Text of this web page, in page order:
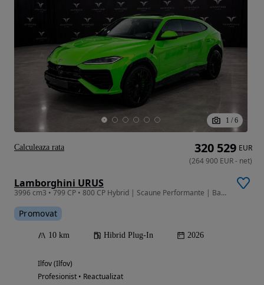
1 / 6
Lamborghini URUS
3996 cm3 • 799 CP • 800 CP Hybrid | Scaune Performante | Bang & Olufsen | Masaj | 23"
Promovat
10 km Hibrid Plug-In 2026
Ilfov (Ilfov)
Profesionist • Reactualizat
320 529 EUR
(264 900 EUR- net)
Calculeaza rata